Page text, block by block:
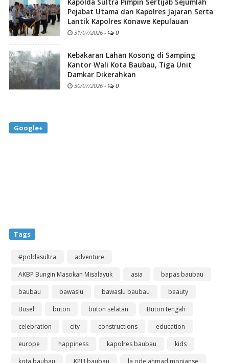
Kapolda Sultra Pimpin Sertijab Sejumlah
Pejabat Utama dan Kapolres Jajaran Serta
Lantik Kapolres Konawe Kepulauan
31/07/2026 - 0
Kebakaran Lahan Kosong di Samping
Kantor Wali Kota Baubau, Tiga Unit
Damkar Dikerahkan
30/07/2026 - 0
Google+
Tags
#poldasultra
adventure
AKBP Bungin Masokan Misalayuk
asia
bapas baubau
baubau
bawaslu bawaslu baubau
beauty
Busel
buton buton selatan
Buton tengah
celebration
city constructions
education
europe
happiness kapolres baubau
kids